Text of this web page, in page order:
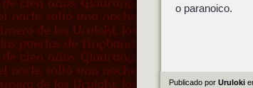
o paranoico.
Publicado por Uruloki